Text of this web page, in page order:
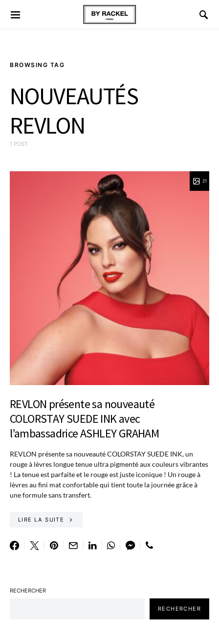
BROWSING TAG
NOUVEAUTÉS
REVLON
1 POST
21
REVLON présente sa nouveauté
COLORSTAY SUEDE INK avec
l’ambassadrice ASHLEY GRAHAM
REVLON présente sa nouveauté COLORSTAY SUEDE INK, un
rouge à lèvres longue tenue ultra pigmenté aux couleurs vibrantes
! La tenue est parfaite et le rouge est juste iconique ! Un rouge à
lèvres au fini mat confortable qui tient toute la journée grâce à
une formule sans transfert.
LIRE LA SUITE
RECHERCHER
RECHERCHER